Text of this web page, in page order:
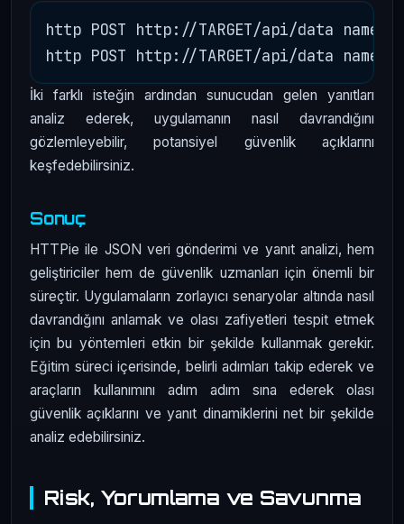
http POST http://TARGET/api/data
İki farklı isteğin ardından sunucudan gelen yanıtları
analiz ederek, uygulamanın nasıl davrandığını
gözlemleyebilir, potansiyel güvenlik açıklarını
keşfedebilirsiniz.
Sonuç
HTTPie ile JSON veri gönderimi ve yanıt analizi, hem
geliştiriciler hem de güvenlik uzmanları için önemli bir
süreçtir. Uygulamaların zorlayıcı senaryolar altında nasıl
davrandığını anlamak ve olası zafiyetleri tespit etmek
için bu yöntemleri etkin bir şekilde kullanmak gerekir.
Eğitim süreci içerisinde, belirli adımları takip ederek ve
araçların kullanımını adım adım sına ederek olası
güvenlik açıklarını ve yanıt dinamiklerini net bir şekilde
analiz edebilirsiniz.
Risk, Yorumlama ve Savunma